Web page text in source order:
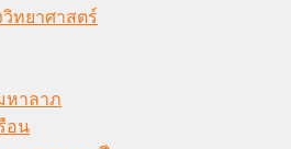
วิทยาศาสตร์
หาลาภ
อน